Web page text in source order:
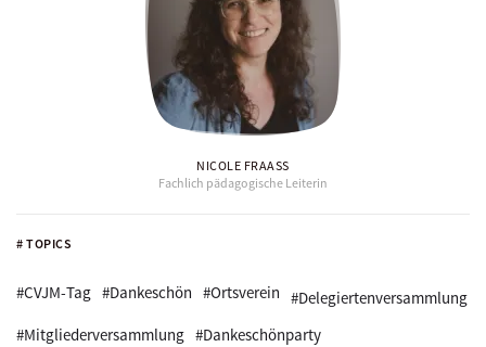
# TOPICS
#CVJM-Tag #Dankeschön #Ortsverein #Delegiertenversammlung
#Mitgliederversammlung #Dankeschönparty
NICOLE FRAASS
Fachlich pädagogische Leiterin